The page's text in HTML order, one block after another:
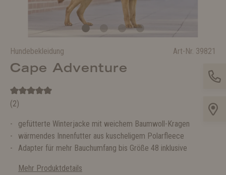
Hundebekleidung Art-Nr. 39821
Cape Adventure
(2)
gefütterte Winterjacke mit weichem Baumwoll-Kragen
wärmendes Innenfutter aus kuscheligem Polarfleece
Adapter für mehr Bauchumfang bis Größe 48 inklusive
Mehr Produktdetails